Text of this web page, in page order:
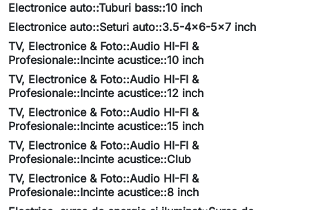
Electronice auto::Tuburi bass::10 inch
Electronice auto::Seturi auto::3.5-4x6-5x7 inch
TV, Electronice & Foto::Audio HI-FI &
Profesionale::Incinte acustice::10 inch
TV, Electronice & Foto::Audio HI-FI &
Profesionale::Incinte acustice::12 inch
TV, Electronice & Foto::Audio HI-FI &
Profesionale::Incinte acustice::15 inch
TV, Electronice & Foto::Audio HI-FI &
Profesionale::Incinte acustice::Club
TV, Electronice & Foto::Audio HI-FI &
Profesionale::Incinte acustice::8 inch